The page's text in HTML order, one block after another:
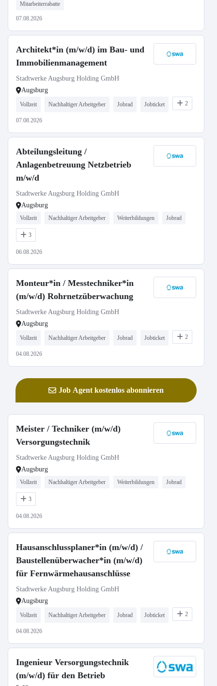
Mitarbeiterrabatte
07.08.2026
Architekt*in (m/w/d) im Bau- und
Immobilienmanagement
Stadtwerke Augsburg Holding GmbH
Augsburg
Vollzeit Nachhaltiger Arbeitgeber Jobrad Jobticket 2
07.08.2026
Abteilungsleitung /
Anlagenbetreuung Netzbetrieb
m/w/d
Stadtwerke Augsburg Holding GmbH
Augsburg
Vollzeit Nachhaltiger Arbeitgeber Weiterbildungen Jobrad
3
06.08.2026
Monteur*in / Messtechniker*in
(m/w/d) Rohrnetzüberwachung
Stadtwerke Augsburg Holding GmbH
Augsburg
Vollzeit Nachhaltiger Arbeitgeber Jobrad Jobticket 2
04.08.2026
Job Agent kostenlos abonnieren
Meister / Techniker (m/w/d)
Versorgungstechnik
Stadtwerke Augsburg Holding GmbH
Augsburg
Vollzeit Nachhaltiger Arbeitgeber Weiterbildungen Jobrad
3
04.08.2026
Hausanschlussplaner*in (m/w/d) /
Baustellenüberwacher*in (m/w/d)
für Fernwärmehausanschlüsse
Stadtwerke Augsburg Holding GmbH
Augsburg
Vollzeit Nachhaltiger Arbeitgeber Jobrad Jobticket 2
04.08.2026
Ingenieur Versorgungstechnik
(m/w/d) für den Betrieb